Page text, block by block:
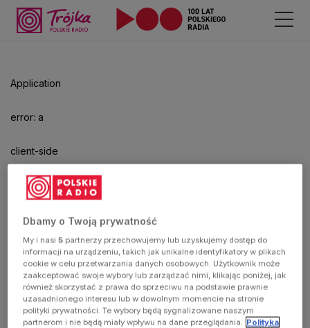
Application
error: a
client-side
exception
has
occurred
(see the
browser
aby
odtwarzać.
Dbamy o Twoją prywatność
My i nasi5 partnerzy przechowujemy lub uzyskujemy dostęp do
informacji na urządzeniu, takich jak unikalne identyfikatory w plikach
cookie w celu przetwarzania danych osobowych. Użytkownik może
zaakceptować swoje wybory lub zarządzać nimi, klikając poniżej, jak
również skorzystać z prawa do sprzeciwu na podstawie prawnie
uzasadnionego interesu lub w dowolnym momencie na stronie
polityki prywatności. Te wybory będą sygnalizowane naszym
partnerom i nie będą miały wpływu na dane przeglądania. Polityka